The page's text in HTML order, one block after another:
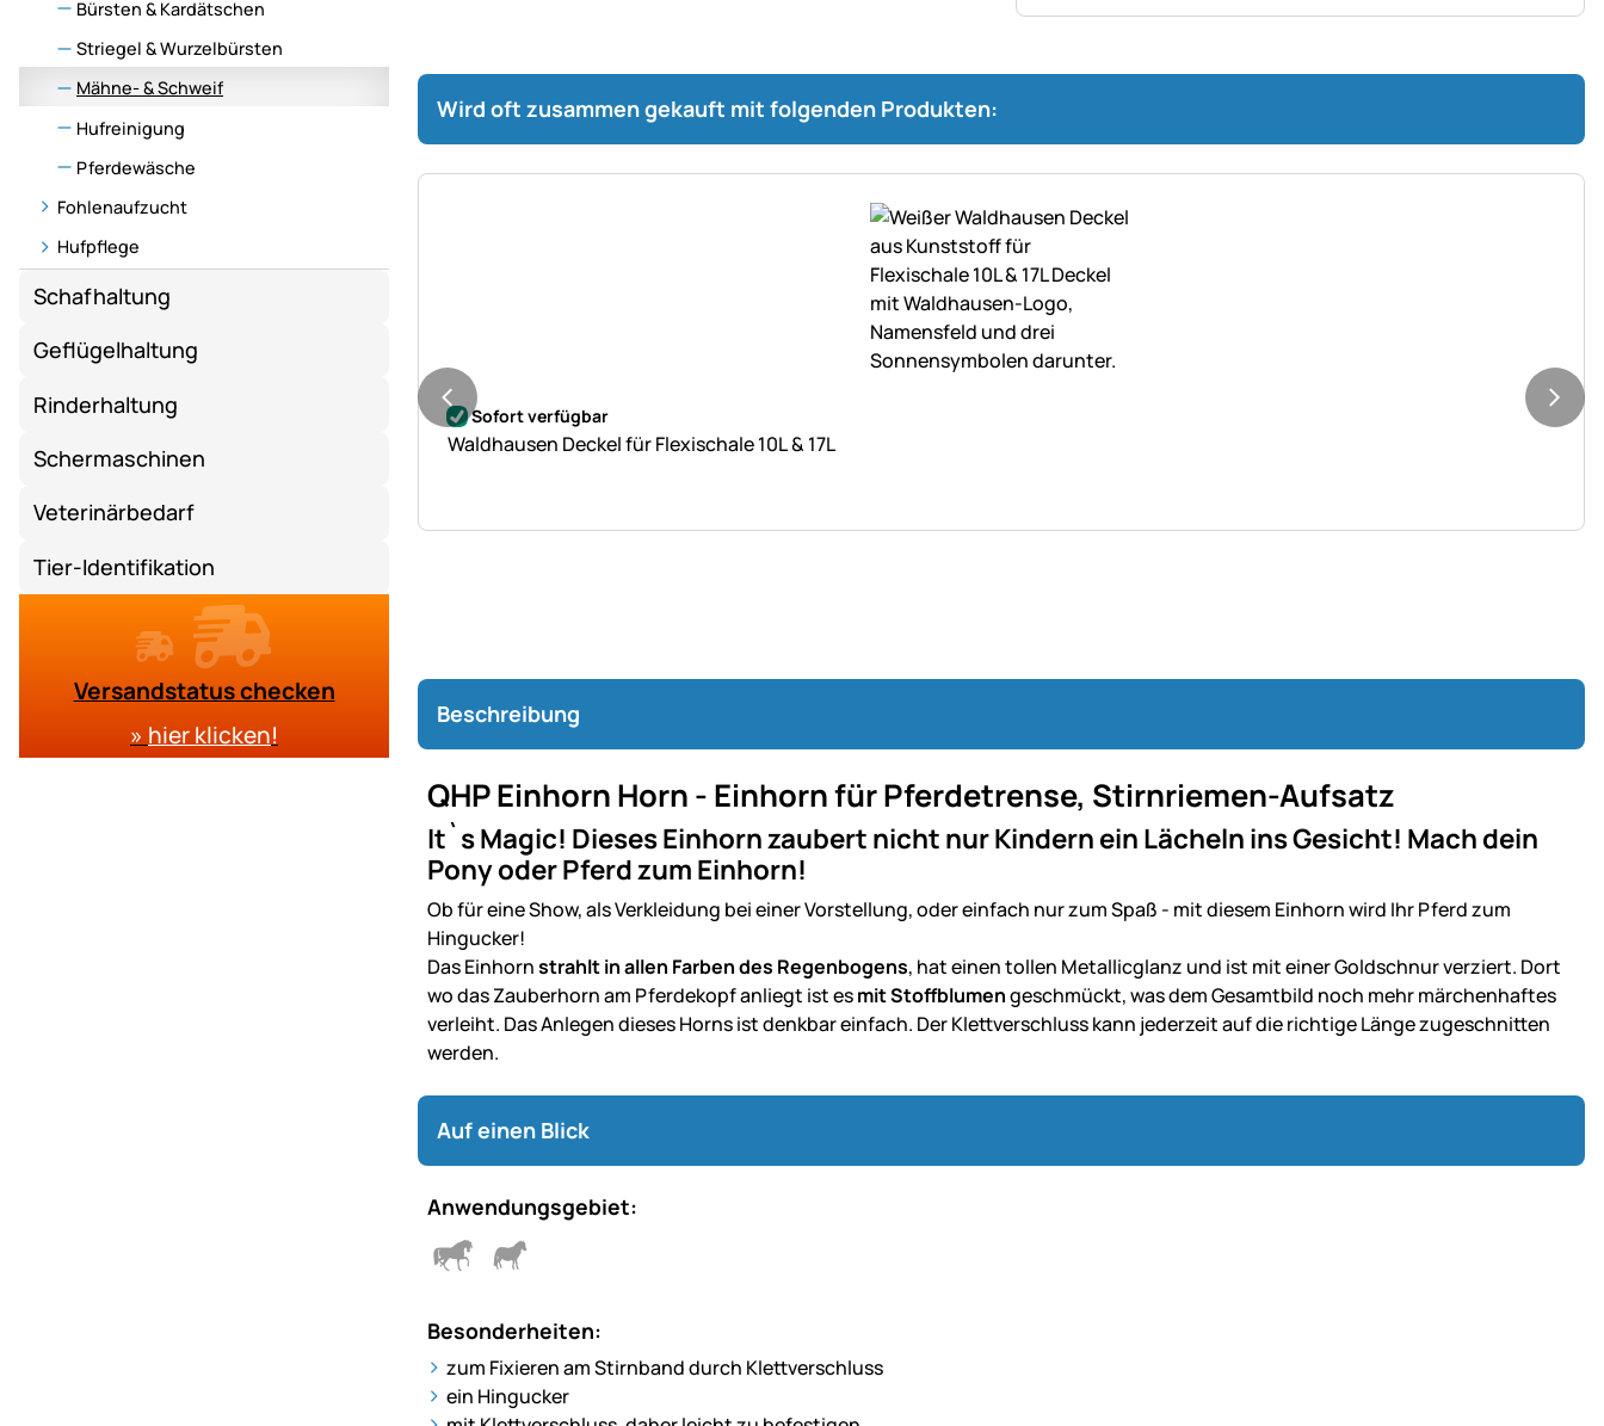
Bürsten & Kardätschen
Striegel & Wurzelbürsten
Mähne- & Schweif
Hufreinigung
Pferdewäsche
Fohlenaufzucht
Hufpflege
Schafhaltung
Geflügelhaltung
Rinderhaltung
Schermaschinen
Veterinärbedarf
Tier-Identifikation
Versandstatus checken
» hier klicken!
Wird oft zusammen gekauft mit folgenden Produkten:
Noch keine Bewertungen abgegeben
Sofort verfügbar
Waldhausen Deckel für Flexischale 10L & 17L
Beschreibung
QHP Einhorn Horn - Einhorn für Pferdetrense, Stirnriemen-Aufsatz
It`s Magic! Dieses Einhorn zaubert nicht nur Kindern ein Lächeln ins Gesicht! Mach dein
Pony oder Pferd zum Einhorn!
Ob für eine Show, als Verkleidung bei einer Vorstellung, oder einfach nur zum Spaß - mit diesem Einhorn wird Ihr Pferd zum
Hingucker!
Das Einhornstrahlt in allen Farben des Regenbogens, hat einen tollen Metallicglanz und ist mit einer Goldschnur verziert. Dort
wo das Zauberhorn am Pferdekopf anliegt ist esmit Stoffblumengeschmückt, was dem Gesamtbild noch mehr märchenhaftes
verleiht. Das Anlegen dieses Horns ist denkbar einfach. Der Klettverschluss kann jederzeit auf die richtige Länge zugeschnitten
werden.
Auf einen Blick
Anwendungsgebiet:
Besonderheiten:
zum Fixieren am Stirnband durch Klettverschluss
ein Hingucker